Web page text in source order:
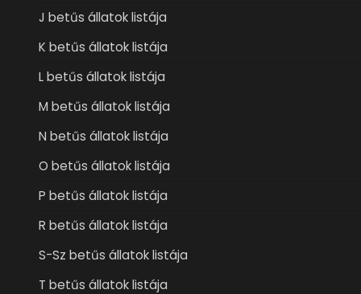
J betűs állatok listája
K betűs állatok listája
L betűs állatok listája
M betűs állatok listája
N betűs állatok listája
O betűs állatok listája
P betűs állatok listája
R betűs állatok listája
S-Sz betűs állatok listája
T betűs állatok listája